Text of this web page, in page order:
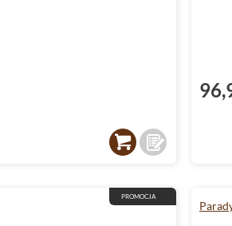
PROMOCJA